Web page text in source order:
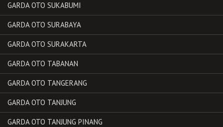
GARDA OTO SUKABUMI
GARDA OTO SURABAYA
GARDA OTO SURAKARTA
GARDA OTO TABANAN
GARDA OTO TANGERANG
GARDA OTO TANJUNG
GARDA OTO TANJUNG PINANG